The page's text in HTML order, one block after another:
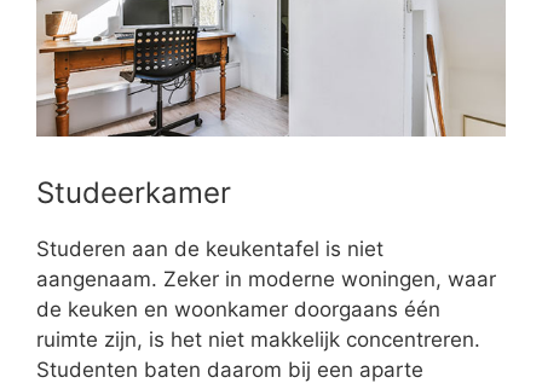
Studeerkamer
Studeren aan de keukentafel is niet
aangenaam. Zeker in moderne woningen, waar
de keuken en woonkamer doorgaans één
ruimte zijn, is het niet makkelijk concentreren.
Studenten baten daarom bij een aparte